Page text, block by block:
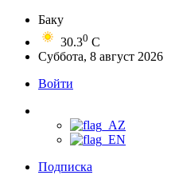
Баку
30.30 C
Суббота, 8 август 2026
Войти
Подписка